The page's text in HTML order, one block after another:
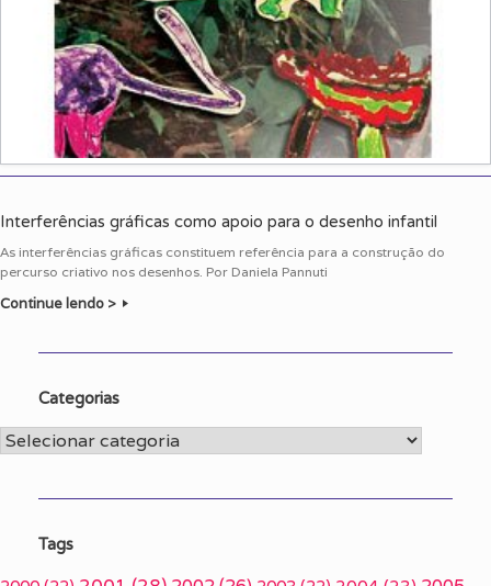
Interferências gráficas como apoio para o desenho infantil
As interferências gráficas constituem referência para a construção do
percurso criativo nos desenhos. Por Daniela Pannuti
Continue lendo >
Categorias
Categorias
Tags